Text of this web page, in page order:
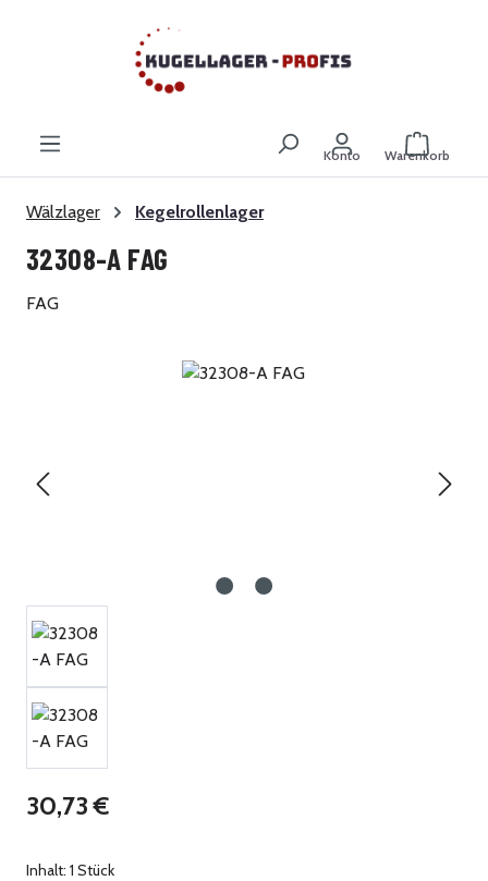
Zum Hauptinhalt springen
Konto Warenkorb
Wälzlager Kegelrollenlager
32308-A FAG
FAG
Bildergalerie überspringen
Regulärer Preis:
30,73 €
Inhalt: 1 Stück